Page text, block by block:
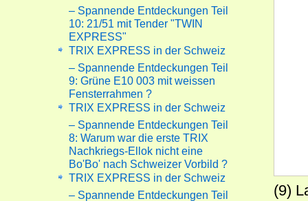
(9)
– Spannende Entdeckungen Teil
10: 21/51 mit Tender "TWIN
EXPRESS"
TRIX EXPRESS in der Schweiz
– Spannende Entdeckungen Teil
9: Grüne E10 003 mit weissen
Fensterrahmen ?
TRIX EXPRESS in der Schweiz
– Spannende Entdeckungen Teil
8: Warum war die erste TRIX
Nachkriegs-Ellok nicht eine
Bo'Bo' nach Schweizer Vorbild ?
TRIX EXPRESS in der Schweiz
– Spannende Entdeckungen Teil